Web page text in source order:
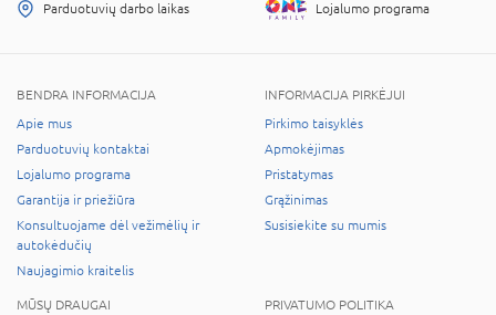
Parduotuvių darbo laikas Lojalumo programa
BENDRA INFORMACIJA
Apie mus
Parduotuvių kontaktai
Lojalumo programa
Garantija ir priežiūra
Konsultuojame dėl vežimėlių ir
autokėdučių
Naujagimio kraitelis
INFORMACIJA PIRKĖJUI
Pirkimo taisyklės
Apmokėjimas
Pristatymas
Grąžinimas
Susisiekite su mumis
MŪSŲ DRAUGAI
PRIVATUMO POLITIKA